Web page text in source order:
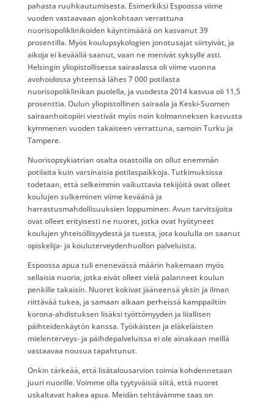
pahasta ruuhkautumisesta. Esimerkiksi Espoossa viime
vuoden vastaavaan ajonkohtaan verrattuna
nuorisopoliklinikoiden käyntimäärä on kasvanut 39
prosentilla. Myös koulupsykologien jonotusajat siirtyivät, ja
aikoja ei keväällä saanut, vaan ne menivät syksylle asti.
Helsingin yliopistollisessa sairaalassa oli viime vuonna
avohoidossa yhteensä lähes 7 000 potilasta
nuorisopoliklinikan puolella, ja vuodesta 2014 kasvua oli 11,5
prosenttia. Oulun yliopistollinen sairaala ja Keski-Suomen
sairaanhoitopiiri viestivät myös noin kolmanneksen kasvusta
kymmenen vuoden takaiseen verrattuna, samoin Turku ja
Tampere.
Nuorisopsykiatrian osalta osastoilla on ollut enemmän
potilaita kuin varsinaisia potilaspaikkoja. Tutkimuksissa
todetaan, että selkeimmin vaikuttavia tekijöitä ovat olleet
koulujen sulkeminen viime keväänä ja
harrastusmahdollisuuksien loppuminen. Avun tarvitsijoita
ovat olleet erityisesti ne nuoret, jotka ovat hyötyneet
koulujen yhteisöllisyydestä ja tuesta, jota koululla on saanut
opiskelija- ja kouluterveydenhuollon palveluista.
Espoossa apua tuli enenevässä määrin hakemaan myös
sellaisia nuoria, jotka eivät olleet vielä palanneet koulun
penkille takaisin. Nuoret kokivat jääneensä yksin ja ilman
riittävää tukea, ja samaan aikaan perheissä kamppailtiin
korona-ahdistuksen lisäksi työttömyyden ja liiallisen
päihteidenkäytön kanssa. Työikäisten ja eläkeläisten
mielenterveys- ja päihdepalveluissa ei ole ainakaan meillä
vastaavaa nousua tapahtunut.
Onkin tärkeää, että lisätalousarvion toimia kohdennetaan
juuri nuorille. Voimme olla tyytyväisiä siitä, että nuoret
uskaltavat hakea apua. Meidän tehtävämme taas on